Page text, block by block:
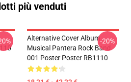
più venduti
Alternative Cover Album
Musical Pantera Rock Band
001 Poster Poster RB1110
-20%